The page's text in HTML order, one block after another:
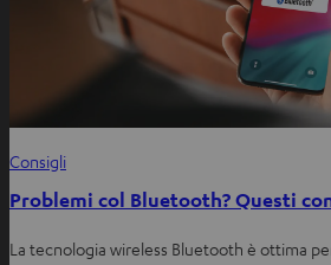
Consigli
Problemi col Bluetooth? Questi
La tecnologia wireless Bluetooth è ottima